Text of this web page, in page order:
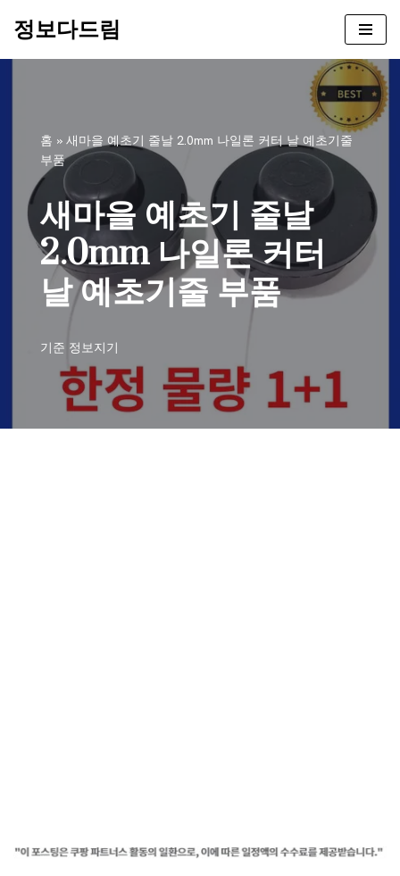
정보다드림
홈 » 새마을 예초기 줄날 2.0mm 나일론 커터 날 예초기줄
부품
새마을 예초기 줄날
2.0mm 나일론 커터
날 예초기줄 부품
기준 정보지기